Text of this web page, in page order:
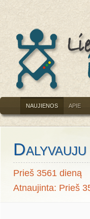
NAUJIENOS APIE
Prieš 3561 dieną
Atnaujinta: Prieš